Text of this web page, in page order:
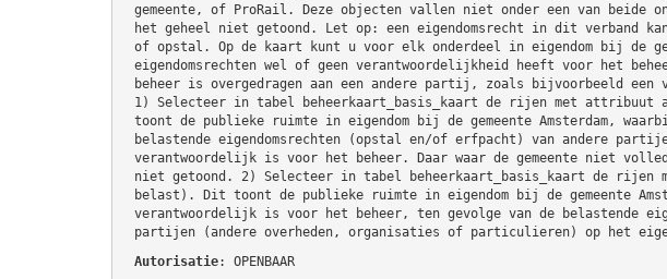
gemeente, of ProRail. Deze objecten vallen niet onder een van beide
het geheel niet getoond. Let op: een eigendomsrecht in dit verband
of opstal. Op de kaart kunt u voor elk onderdeel in eigendom bij de
eigendomsrechten wel of geen verantwoordelijkheid heeft voor het
beheer is overgedragen aan een andere partij, zoals bijvoorbeeld
1) Selecteer in tabel beheerkaart_basis_kaart de rijen met attribuut
toont de publieke ruimte in eigendom bij de gemeente Amsterdam,
belastende eigendomsrechten (opstal en/of erfpacht) van andere
verantwoordelijk is voor het beheer. Daar waar de gemeente niet
niet getoond. 2) Selecteer in tabel beheerkaart_basis_kaart de rijen
belast). Dit toont de publieke ruimte in eigendom bij de gemeente
verantwoordelijk is voor het beheer, ten gevolge van de belastende
partijen (andere overheden, organisaties of particulieren) op het
Autorisatie: OPENBAAR